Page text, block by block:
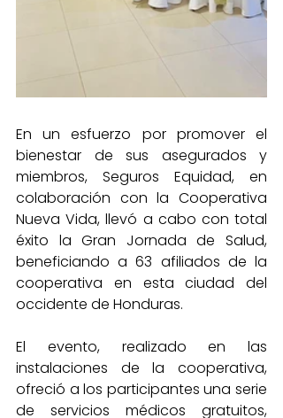
En un esfuerzo por promover el
bienestar de sus asegurados y
miembros, Seguros Equidad, en
colaboración con la Cooperativa
Nueva Vida, llevó a cabo con total
éxito la Gran Jornada de Salud,
beneficiando a 63 afiliados de la
cooperativa en esta ciudad del
occidente de Honduras.
El evento, realizado en las
instalaciones de la cooperativa,
ofreció a los participantes una serie
de servicios médicos gratuitos,